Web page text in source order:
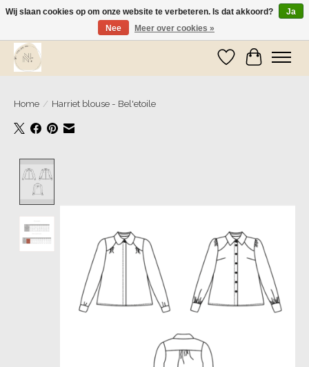
Wij zijn op vakantie! Vanaf zaterdag 9 mei worden er weer pakketjes verzonden
Verlanglijst
Home / Harriet blouse - Bel'etoile
Wij slaan cookies op om onze website te verbeteren. Is dat akkoord?
Ja
Nee
Meer over cookies »